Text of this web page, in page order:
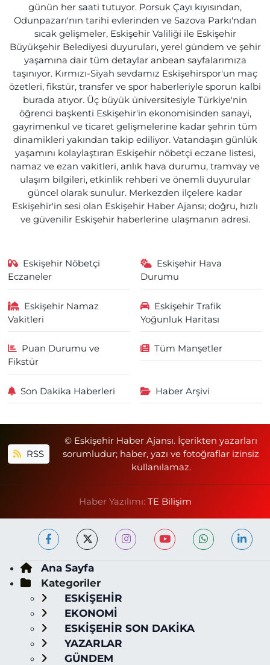
günün her saati tutuyor. Porsuk Çayı kıyısından,
Odunpazarı'nın tarihi evlerinden ve Sazova Parkı'ndan
sıcak gelişmeler, Eskişehir Valiliği ile Eskişehir
Büyükşehir Belediyesi duyuruları, yerel gündem ve şehir
yaşamına dair tüm detaylar anbean sayfalarımıza
taşınıyor. Kırmızı-Siyah sevdamız Eskişehirspor'un maç
özetleri, fikstür, transfer ve spor haberleriyle sporun kalbi
burada atıyor. Üç büyük üniversitesiyle Türkiye'nin
öğrenci başkenti Eskişehir'in ekonomisinden sanayi,
gayrimenkul ve ticaret gelişmelerine kadar şehrin tüm
dinamikleri yakından takip ediliyor. Vatandaşın günlük
yaşamını kolaylaştıran Eskişehir nöbetçi eczane listesi,
namaz ve ezan vakitleri, anlık hava durumu, tramvay ve
ulaşım bilgileri, etkinlik rehberi ve önemli duyurular
güncel olarak sunulur. Merkezden ilçelere kadar
Eskişehir'in sesi olan Eskişehir Haber Ajansı; doğru, hızlı
ve güvenilir Eskişehir haberlerine ulaşmanın adresi.
Eskişehir Nöbetçi
Eczaneler
Eskişehir Hava
Durumu
Eskişehir Namaz
Vakitleri
Eskişehir Trafik
Yoğunluk Haritası
Puan Durumu ve
Fikstür
Tüm Manşetler
Son Dakika Haberleri Haber Arşivi
RSS
© Eskişehir Haber Ajansı. İçerikten yazarları
sorumludur; haber, yazı ve fotoğraflar izinsiz
kullanılamaz.
Haber Yazılımı: TE Bilişim
Ana Sayfa
Kategoriler
ESKİŞEHİR
EKONOMİ
ESKİŞEHİR SON DAKİKA
YAZARLAR
GÜNDEM